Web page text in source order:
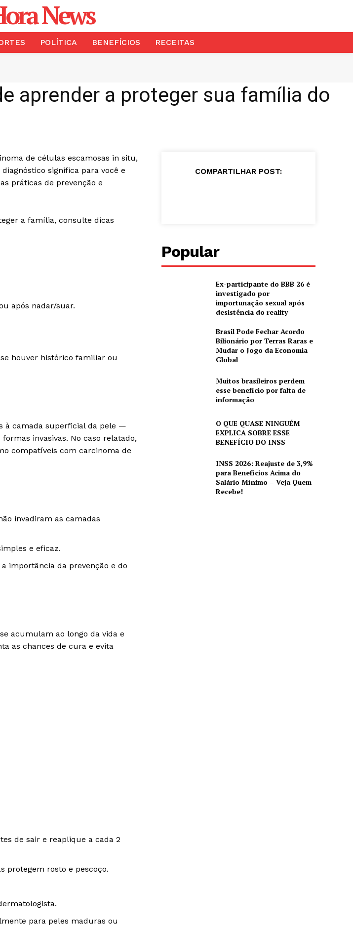
News
POLÍTICA BENEFÍCIOS RECEITAS
aprender a proteger sua família do
de células escamosas in situ,
significa para você e
práticas de prevenção e
a família, consulte dicas
após nadar/suar.
houver histórico familiar ou
à camada superficial da pele —
invasivas. No caso relatado,
compatíveis com carcinoma de
invadiram as camadas
e eficaz.
importância da prevenção e do
acumulam ao longo da vida e
as chances de cura e evita
de sair e reaplique a cada 2
protegem rosto e pescoço.
para peles maduras ou
COMPARTILHAR POST:
Popular
Ex-participante do BBB 26 é
investigado por
importunação sexual após
desistência do reality
Brasil Pode Fechar Acordo
Bilionário por Terras Raras e
Mudar o Jogo da Economia
Global
Muitos brasileiros perdem
esse benefício por falta de
informação
O QUE QUASE NINGUÉM
EXPLICA SOBRE ESSE
BENEFÍCIO DO INSS
INSS 2026: Reajuste de 3,9%
para Benefícios Acima do
Salário Mínimo – Veja Quem
Recebe!